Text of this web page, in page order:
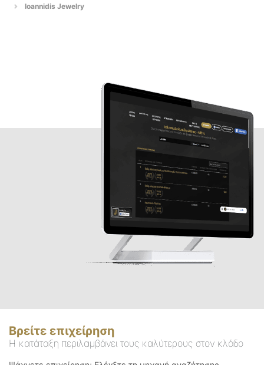
Ioannidis Jewelry
Βρείτε επιχείρηση
Η κατάταξη περιλαμβάνει τους καλύτερους στον κλάδο